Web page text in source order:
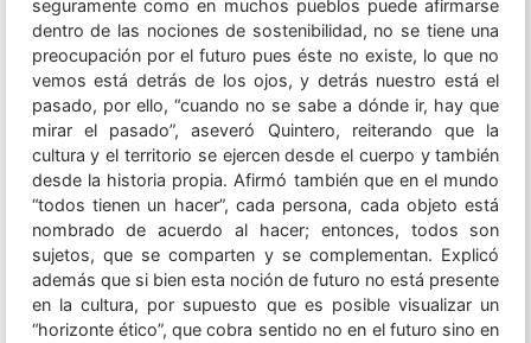
seguramente como en muchos pueblos puede afirmarse
dentro de las nociones de sostenibilidad, no se tiene una
preocupación por el futuro pues éste no existe, lo que no
vemos está detrás de los ojos, y detrás nuestro está el
pasado, por ello, “cuando no se sabe a dónde ir, hay que
mirar el pasado”, aseveró Quintero, reiterando que la
cultura y el territorio se ejercen desde el cuerpo y también
desde la historia propia. Afirmó también que en el mundo
“todos tienen un hacer”, cada persona, cada objeto está
nombrado de acuerdo al hacer; entonces, todos son
sujetos, que se comparten y se complementan. Explicó
además que si bien esta noción de futuro no está presente
en la cultura, por supuesto que es posible visualizar un
“horizonte ético”, que cobra sentido no en el futuro sino en